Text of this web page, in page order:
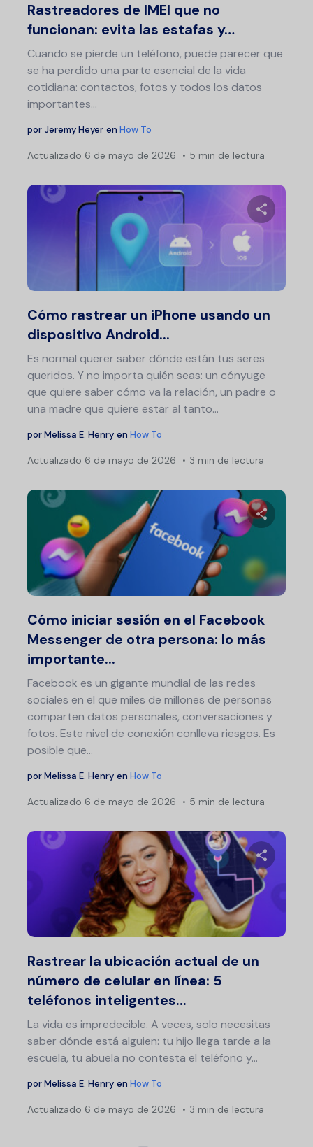
Rastreadores de IMEI que no
funcionan: evita las estafas y…
Cuando se pierde un teléfono, puede parecer que
se ha perdido una parte esencial de la vida
cotidiana: contactos, fotos y todos los datos
importantes...
porJeremy Heyer en How To
Actualizado 6 de mayo de 2026 5 min de lectura
Cómo rastrear un iPhone usando un
dispositivo Android...
Es normal querer saber dónde están tus seres
queridos. Y no importa quién seas: un cónyuge
que quiere saber cómo va la relación, un padre o
una madre que quiere estar al tanto…
porMelissa E. Henry en How To
Actualizado 6 de mayo de 2026 3 min de lectura
Cómo iniciar sesión en el Facebook
Messenger de otra persona: lo más
importante...
Facebook es un gigante mundial de las redes
sociales en el que miles de millones de personas
comparten datos personales, conversaciones y
fotos. Este nivel de conexión conlleva riesgos. Es
posible que…
porMelissa E. Henry en How To
Actualizado 6 de mayo de 2026 5 min de lectura
Rastrear la ubicación actual de un
número de celular en línea: 5
teléfonos inteligentes...
La vida es impredecible. A veces, solo necesitas
saber dónde está alguien: tu hijo llega tarde a la
escuela, tu abuela no contesta el teléfono y…
porMelissa E. Henry en How To
Actualizado 6 de mayo de 2026 3 min de lectura